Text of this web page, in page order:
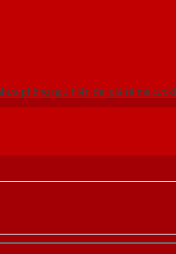
phòng ngủ hiện đại giá rẻ mà cực